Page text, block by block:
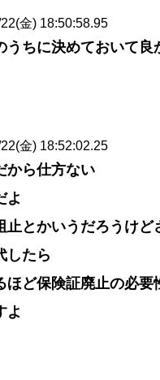
金) 18:50:58.95
うちに決めておいて良
金) 18:52:02.25
から仕方ない
よ
止とかいうだろうけど
したら
ほど保険証廃止の必要
よ